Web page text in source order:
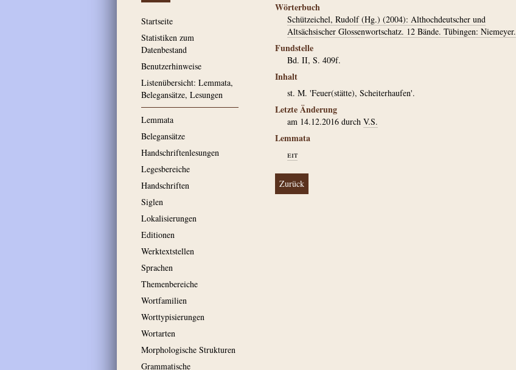
Startseite
Statistiken zum
Datenbestand
Benutzerhinweise
Listenübersicht: Lemmata,
Belegansätze, Lesungen
Lemmata
Belegansätze
Handschriftenlesungen
Legesbereiche
Handschriften
Siglen
Lokalisierungen
Editionen
Werktextstellen
Sprachen
Themenbereiche
Wortfamilien
Worttypisierungen
Wortarten
Morphologische Strukturen
Grammatische
Wörterbuch
Schützeichel, Rudolf (Hg.) (2004): Althochdeutscher und
Altsächsischer Glossenwortschatz. 12 Bände. Tübingen: Niemeyer.
Fundstelle
Bd. II, S. 409f.
Inhalt
st. M. 'Feuer(stätte), Scheiterhaufen'.
Letzte Änderung
am 14.12.2016 durch V.S.
Lemmata
eit
Zurück